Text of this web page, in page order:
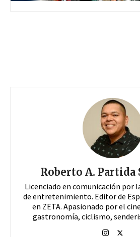
Roberto A. Partida
Licenciado en comunicación por
de entretenimiento. Editor de
en ZETA. Apasionado por el
gastronomía, ciclismo,